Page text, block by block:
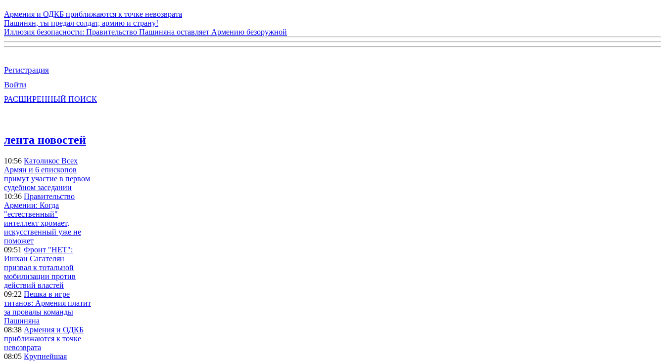
Армения и ОДКБ приближаются к точке невозврата
Пашинян, ты предал солдат, армию и страну!
Иллюзия безопасности: Правительство Пашиняна оставляет Армению безоружной
Регистрация
Войти
РАСШИРЕННЫЙ ПОИСК
лента новостей
10:56 Католикос Всех
Армян и 6 епископов
примут участие в первом
судебном заседании
10:36 Правительство
Армении: Когда
"естественный"
интеллект хромает,
искусственный уже не
поможет
09:51 Фронт "НЕТ":
Ишхан Сагателян
призвал к тотальной
мобилизации против
действий властей
09:22 Пешка в игре
титанов: Армения платит
за провалы команды
Пашиняна
08:38 Армения и ОДКБ
приближаются к точке
невозврата
08:05 Крупнейшая